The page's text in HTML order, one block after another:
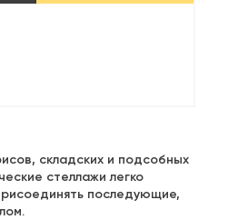
складских и подсобных
стеллажи легко
последующие,